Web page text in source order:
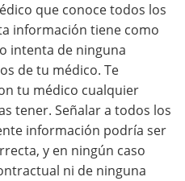
que conoce todos los
información tiene como
intenta de ninguna
de tu médico. Te
tu médico cualquier
tener. Señalar a todos los
información podría ser
y en ningún caso
ni de ninguna